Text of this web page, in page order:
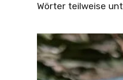
Wörter teilweise